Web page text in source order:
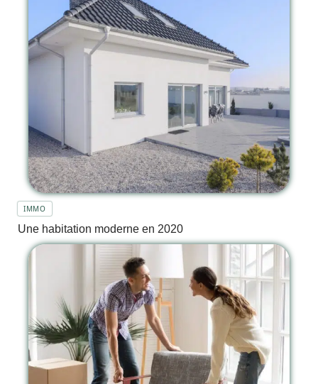
IMMO
Une habitation moderne en 2020